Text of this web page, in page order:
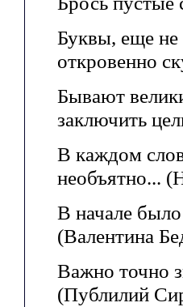
Буквы, еще не
откровенно
Бывают
заключить
В каждом
необъятно...
В начале
(Валентина
Важно точно
(Публилий